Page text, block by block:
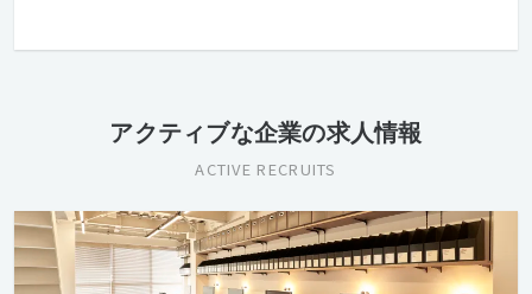
アクティブな企業の求人情報
ACTIVE RECRUITS